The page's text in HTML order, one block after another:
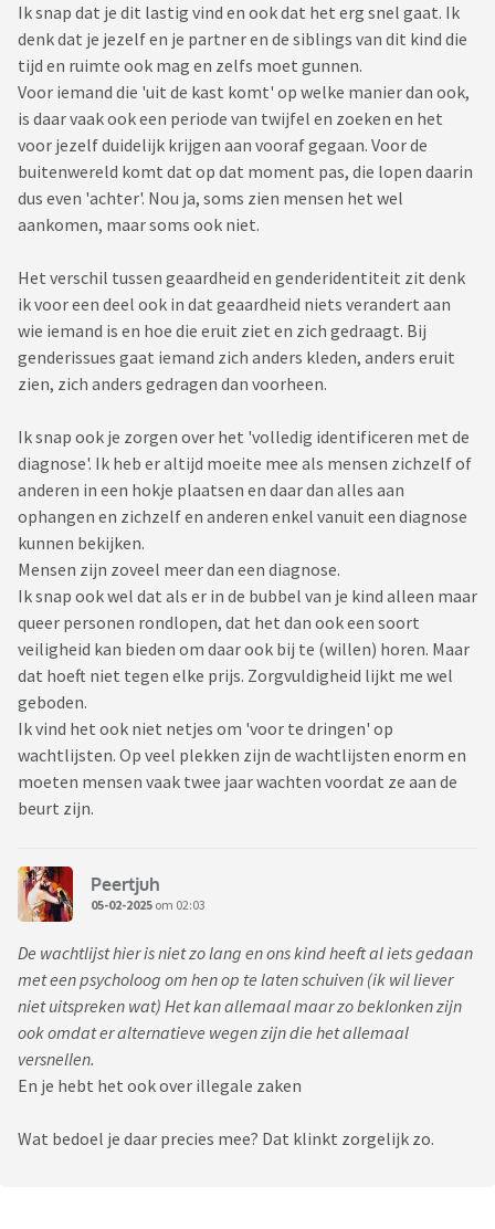
onder de zon dan ik ooit weet van had. En het lijkt erop dat ie
het gaat doorzetten. En dat we dit jaar ipv een geboren zoon
een dochter erbij krijgen en het voelt op zoveel manieren
niet goed.
We hebben nooit enig vermoeden gehad. Kind was ' gewoon'
jongensachtig en had altijd vriendinnetjes waar die ook vrij
jong seksueel actief mee was. Begon pas toen die een
opleiding ging doen in de kunsten met experimenteren met
pubertijd speelt dit niet en nu die volwassen is komt het er in
1x allemaal uit.
Ik zie een mannelijke man met geverfd halflang haar en
onhandige vrouwenkleding. Een vrij groot en grof gezicht
met gezichtshaar, mascara en enorme handen en voeten.
sociale media waar die helemaal zit gevangen in een fuik
waar de mooiste transgenders worden getoond. Ons kind
denkt dat ie dat ook wel allemaal zal gaan krijgen. En een
echte vrouw zal worden. Zeggen dat ie moet werken met het
canvas dat ie heeft wordt met ruzie weggewoven.
Ik ben bang dat ie in elkaar wordt geslagen en een kut leven
tegemoet gaat waar die als een soort manwijf zich zal
moeten profileren/of gezien zal blijven worden.
Samen kijken naar programma's als transgenderspijt
resulteert in keiharde ruzie maar ook allerlei feitenkennis en
statistieken waarbij allang is uitgedokterd hoe die ons kan
overtuiging van diens gelijk.
Vrij snel zal de hormoontherapie worden gestart en dan
hebben we over het hoofd gezien? Mijn ouders zeggen dat
we onze kinderen te vrij hebben opgevoed waardoor alles
ineens een optie is. Mijn zussen zeggen dat het een
nieuwetijdsgril is en dat alles maar maakbaar moet zijn.
Jongelui fokken elkaar online op met allerlei diagnoses.
Jaren terug was dat ass en was alles autisme, toen adhd,
toen hb en nu is het genderdysforie en hoewel die zoektoch
ten dele heus wel nuttig was is ons kind helemaal gaan
hangen in de diagnoses tot de dag van vandaag en hen heeft
Ik snap dat je dit lastig vind en ook dat het erg snel gaat. Ik
denk dat je jezelf en je partner en de siblings van dit kind die
tijd en ruimte ook mag en zelfs moet gunnen.
Voor iemand die 'uit de kast komt' op welke manier dan ook,
is daar vaak ook een periode van twijfel en zoeken en het
voor jezelf duidelijk krijgen aan vooraf gegaan. Voor de
buitenwereld komt dat op dat moment pas, die lopen daarin
dus even 'achter'. Nou ja, soms zien mensen het wel
aankomen, maar soms ook niet.
Het verschil tussen geaardheid en genderidentiteit zit denk
ik voor een deel ook in dat geaardheid niets verandert aan
wie iemand is en hoe die eruit ziet en zich gedraagt. Bij
genderissues gaat iemand zich anders kleden, anders eruit
zien, zich anders gedragen dan voorheen.
Ik snap ook je zorgen over het 'volledig identificeren met de
diagnose'. Ik heb er altijd moeite mee als mensen zichzelf of
anderen in een hokje plaatsen en daar dan alles aan
ophangen en zichzelf en anderen enkel vanuit een diagnose
kunnen bekijken.
Mensen zijn zoveel meer dan een diagnose.
Ik snap ook wel dat als er in de bubbel van je kind alleen maar
queer personen rondlopen, dat het dan ook een soort
veiligheid kan bieden om daar ook bij te (willen) horen. Maar
dat hoeft niet tegen elke prijs. Zorgvuldigheid lijkt me wel
geboden.
Ik vind het ook niet netjes om 'voor te dringen' op
wachtlijsten. Op veel plekken zijn de wachtlijsten enorm en
moeten mensen vaak twee jaar wachten voordat ze aan de
beurt zijn.
Peertjuh
05-02-2025 om 02:03
De wachtlijst hier is niet zo lang en ons kind heeft al iets gedaan
met een psycholoog om hen op te laten schuiven (ik wil liever
niet uitspreken wat) Het kan allemaal maar zo beklonken zijn
ook omdat er alternatieve wegen zijn die het allemaal
versnellen.
En je hebt het ook over illegale zaken
Wat bedoel je daar precies mee? Dat klinkt zorgelijk zo.